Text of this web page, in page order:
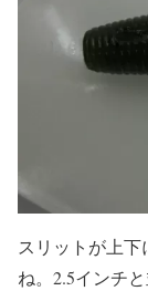
スリットが上
ね。2.5インチ